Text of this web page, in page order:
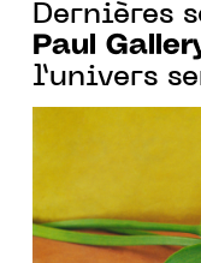
Dernières
Paul
l’univers
Winter" à